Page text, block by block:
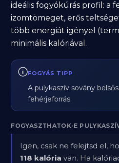
ideális fogyókúrás profil: a
izomtömeget, erős
több energiát igényel
minimális kalóriával.
FOGYÁS TIPP
A pulykaszív sovány
fehérjeforrás.
FOGYASZTHATOK-E
Igen, csak ne felejtsd el,
118 kalória van. Ha